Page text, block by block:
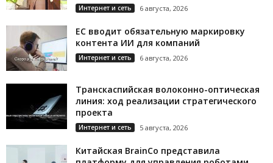
Интернет и сеть 6 августа, 2026
ЕС вводит обязательную маркировку
контента ИИ для компаний
Интернет и сеть 6 августа, 2026
Транскаспийская волоконно-оптическая
линия: ход реализации стратегического
проекта
Интернет и сеть 5 августа, 2026
Китайская BrainCo представила